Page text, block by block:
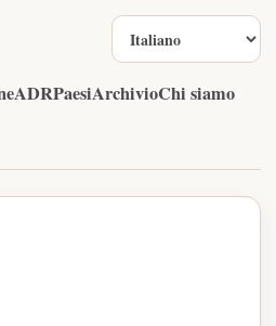
Lingua
ADRPaesiArchivioChi siamo